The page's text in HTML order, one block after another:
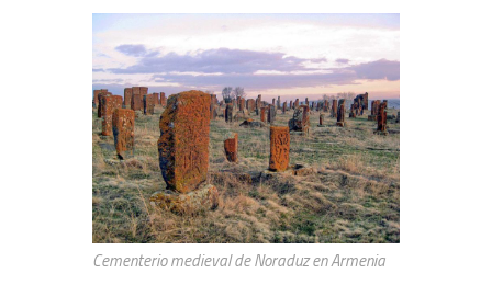
Cementerio medieval de Noraduz en Armenia